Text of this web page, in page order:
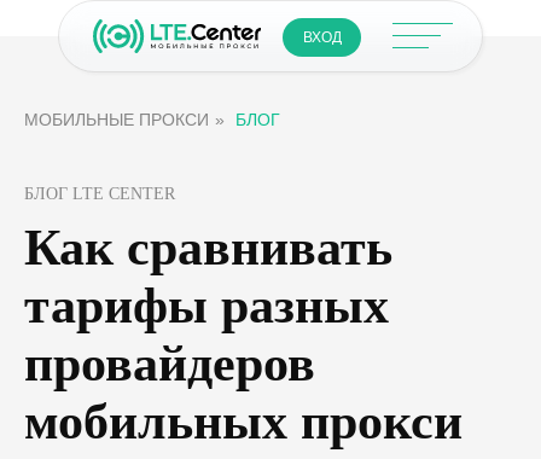
ВХОД
МОБИЛЬНЫЕ ПРОКСИ » БЛОГ
БЛОГ LTE CENTER
Как сравнивать
тарифы разных
провайдеров
мобильных прокси